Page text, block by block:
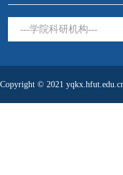
---学院科研机构---
Copyright © 2021